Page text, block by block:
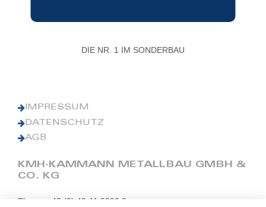
DIE NR. 1 IM SONDERBAU
IMPRESSUM
DATENSCHUTZ
AGB
KMH-KAMMANN METALLBAU GMBH &
CO. KG
Phone: +49 (0) 42 41 9390 0